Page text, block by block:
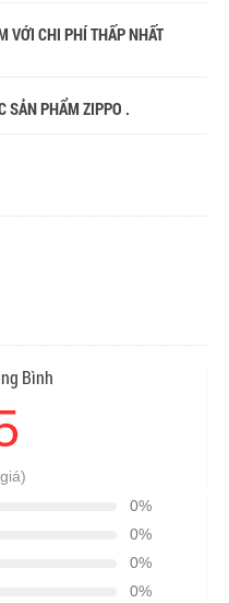
VỚI CHI PHÍ THẤP NHẤT
SẢN PHẨM ZIPPO .
Bình
0%
0%
0%
0%